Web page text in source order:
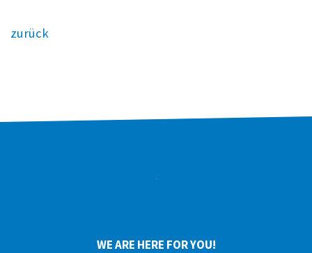
zurück
WE ARE HERE FOR YOU!